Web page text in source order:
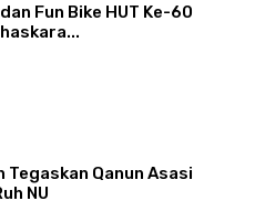
Fun Bike HUT Ke-60
Tegaskan Qanun Asasi
NU